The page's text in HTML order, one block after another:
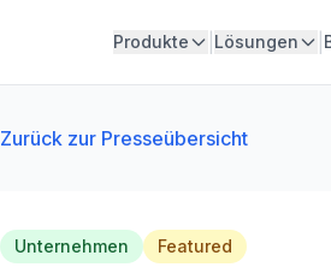
Produkte Lösungen
Zurück zur Presseübersicht
Unternehmen Featured